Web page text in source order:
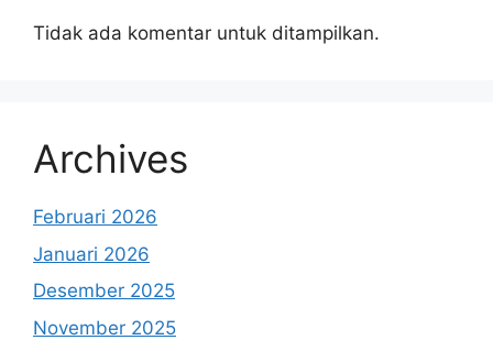
Tidak ada komentar untuk ditampilkan.
Archives
Februari 2026
Januari 2026
Desember 2025
November 2025